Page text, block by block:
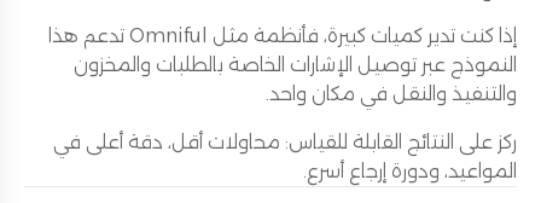
إذا كنت تدير كميات كبيرة، فأنظمة مثل Omniful تدعم هذا
النموذج عبر توصيل الإشارات الخاصة بالطلبات والمخزون
والتنفيذ والنقل في مكان واحد.
ركز على النتائج القابلة للقياس: محاولات أقل، دقة أعلى في
المواعيد، ودورة إرجاع أسرع.